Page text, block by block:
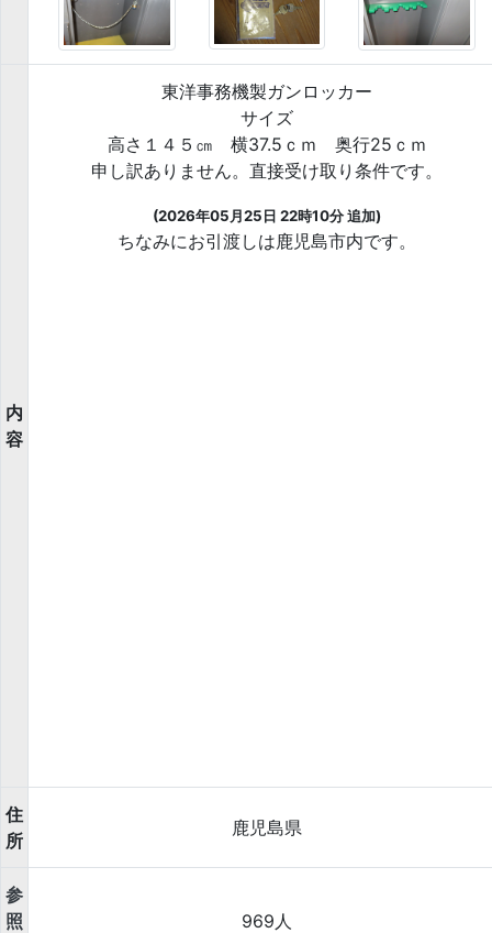
内
容
東洋事務機製ガンロッカー
サイズ
高さ１４５㎝ 横37.5ｃｍ 奥行25ｃｍ
申し訳ありません。直接受け取り条件です。
(2026年05月25日 22時10分 追加)
ちなみにお引渡しは鹿児島市内です。
住
所
鹿児島県
参
照
969人